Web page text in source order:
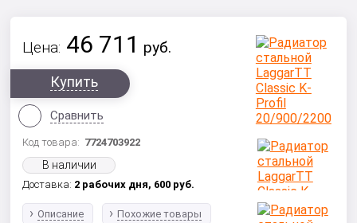
Цена: 46 711 руб.
Купить
Сравнить
Код товара: 7724703922
В наличии
Доставка: 2 рабочих дня, 600 руб.
Описание Похожие товары